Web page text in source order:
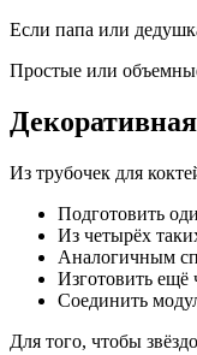
Если папа или
Простые или
Из трубочек для
Подготовить
Из четырёх
Аналогичным
Изготовить ещё
Соединить
Для того, чтобы